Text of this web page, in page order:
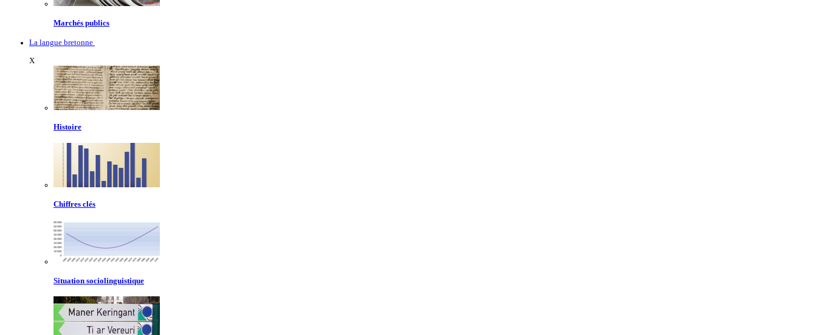
Marchés publics
La langue bretonne
X
Histoire
Chiffres clés
Situation sociolinguistique